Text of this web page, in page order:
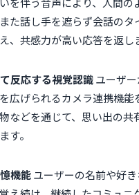
た話し手を遮らず会話のタ
、共感力が高い応答を返し
反応する視覚認識ユーザ
広げられるカメラ連携機能
などを通じて、思い出の共
す。
機能ユーザーの名前や好